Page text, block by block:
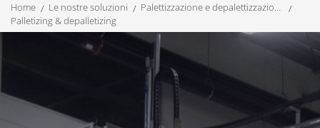
home le nostre soluzioni
palettizzazione e depalettizzazione
palletizing & depalletizing